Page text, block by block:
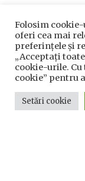
Folosim
oferi cea mai
preferințele și
„Acceptați
cookie-urile. Cu
cookie” pentru
Setări cookie